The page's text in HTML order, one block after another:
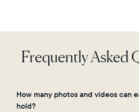
Frequently Asked
How many photos and videos can
hold?